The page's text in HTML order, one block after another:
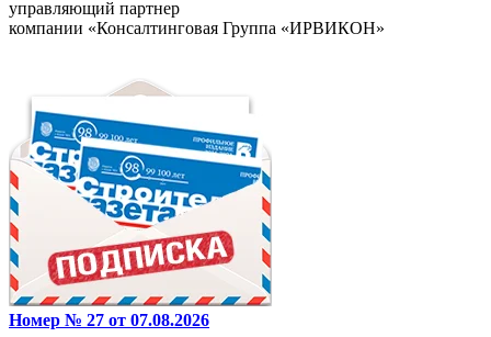
управляющий партнер
компании «Консалтинговая Группа «ИРВИКОН»
Номер № 27 от 07.08.2026